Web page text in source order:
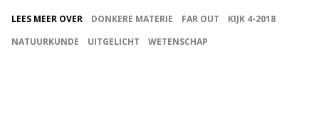
LEES MEER OVER DONKERE MATERIE FAR OUT
KIJK 4-2018
NATUURKUNDE
UITGELICHT WETENSCHAP